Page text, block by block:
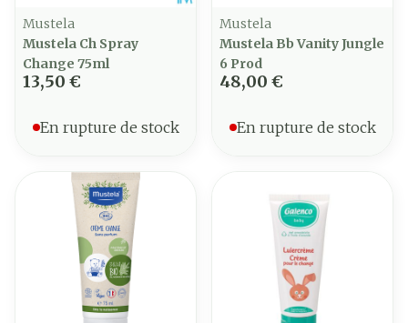
Mustela
Mustela Ch Spray
Change 75ml
13,50 €
En rupture de stock
Mustela
Mustela Bb Vanity Jungle
6 Prod
48,00 €
En rupture de stock